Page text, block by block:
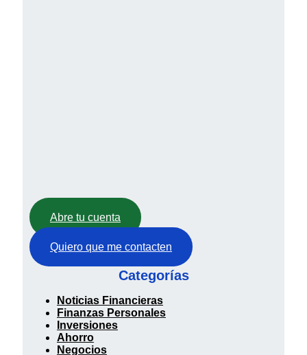
Abre tu cuenta
Quiero que me contacten
Categorías
Noticias Financieras
Finanzas Personales
Inversiones
Ahorro
Negocios